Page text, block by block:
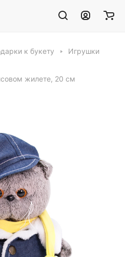
к букету
Игрушки
жилете, 20 см